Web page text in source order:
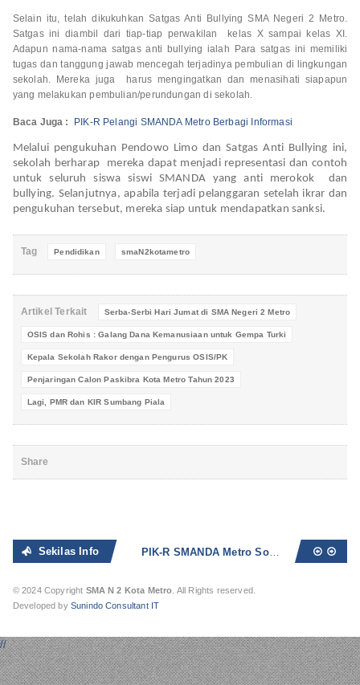
Selain itu, telah dikukuhkan Satgas Anti Bullying SMA Negeri 2 Metro.
Satgas ini diambil dari tiap-tiap perwakilan kelas X sampai kelas XI.
Adapun nama-nama satgas anti bullying ialah Para satgas ini memiliki
tugas dan tanggung jawab mencegah terjadinya pembulian di lingkungan
sekolah. Mereka juga harus mengingatkan dan menasihati siapapun
yang melakukan pembulian/perundungan di sekolah.
Baca Juga : PIK-R Pelangi SMANDA Metro Berbagi Informasi
Melalui pengukuhan Pendowo Limo dan Satgas Anti Bullying ini,
sekolah berharap mereka dapat menjadi representasi dan contoh
untuk seluruh siswa siswi SMANDA yang anti merokok dan
bullying. Selanjutnya, apabila terjadi pelanggaran setelah ikrar dan
pengukuhan tersebut, mereka siap untuk mendapatkan sanksi.
Tag Pendidikan smaN2kotametro
Artikel Terkait Serba-Serbi Hari Jumat di SMA Negeri 2 Metro
OSIS dan Rohis : Galang Dana Kemanusiaan untuk Gempa Turki
Kepala Sekolah Rakor dengan Pengurus OSIS/PK
Penjaringan Calon Paskibra Kota Metro Tahun 2023
Lagi, PMR dan KIR Sumbang Piala
Share
Sekilas Info PIK-R SMANDA Metro Sosialisasikan Bahaya Seks Bebas dan Narkoba
© 2024 Copyright SMA N 2 Kota Metro. All Rights reserved.
Developed by Sunindo Consultant IT
//